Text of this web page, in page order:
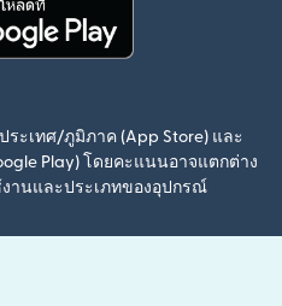
ะเทศ/ภูมิภาค (App Store) และ
Play) โดยคะแนนอาจแตกต่าง
านและประเภทของอุปกรณ์